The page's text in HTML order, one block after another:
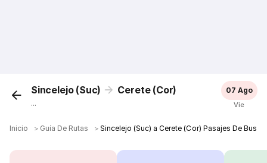
Sincelejo (Suc) Cerete (Cor)
...
07 Ago
Vie
Inicio ＞ Guía De Rutas ＞ Sincelejo (Suc) a Cerete (Cor) Pasajes De Bus